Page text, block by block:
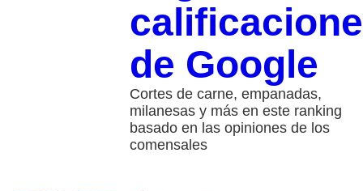
de Google
Cortes de carne, empanadas,
milanesas y más en este ranking
basado en las opiniones de los
comensales